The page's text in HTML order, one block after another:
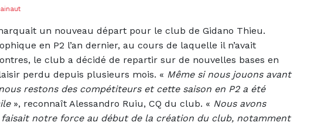
un nouveau départ pour le club de Gidano Thieu.
en P2 l’an dernier, au cours de laquelle il n’avait
le club a décidé de repartir sur de nouvelles bases en
perdu depuis plusieurs mois. « Même si nous jouons avant
restons des compétiteurs et cette saison en P2 a été
», reconnaît Alessandro Ruiu, CQ du club. « Nous avons
notre force au début de la création du club, notamment